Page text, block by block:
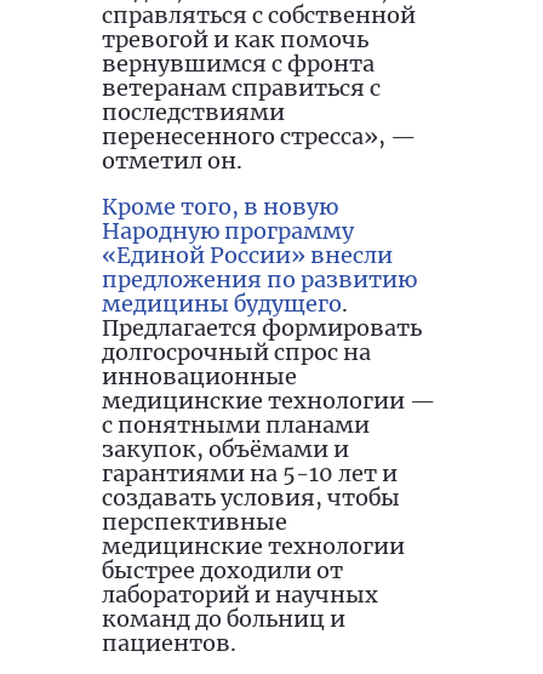
справляться с собственной
тревогой и как помочь
вернувшимся с фронта
ветеранам справиться с
последствиями
перенесенного стресса», —
отметил он.
Кроме того, в новую
Народную программу
«Единой России» внесли
предложения по развитию
медицины будущего.
Предлагается формировать
долгосрочный спрос на
инновационные
медицинские технологии —
с понятными планами
закупок, объёмами и
гарантиями на 5-10 лет и
создавать условия, чтобы
перспективные
медицинские технологии
быстрее доходили от
лабораторий и научных
команд до больниц и
пациентов.